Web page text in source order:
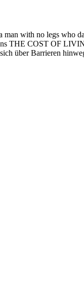
with no legs who
THE COST OF
über Barrieren